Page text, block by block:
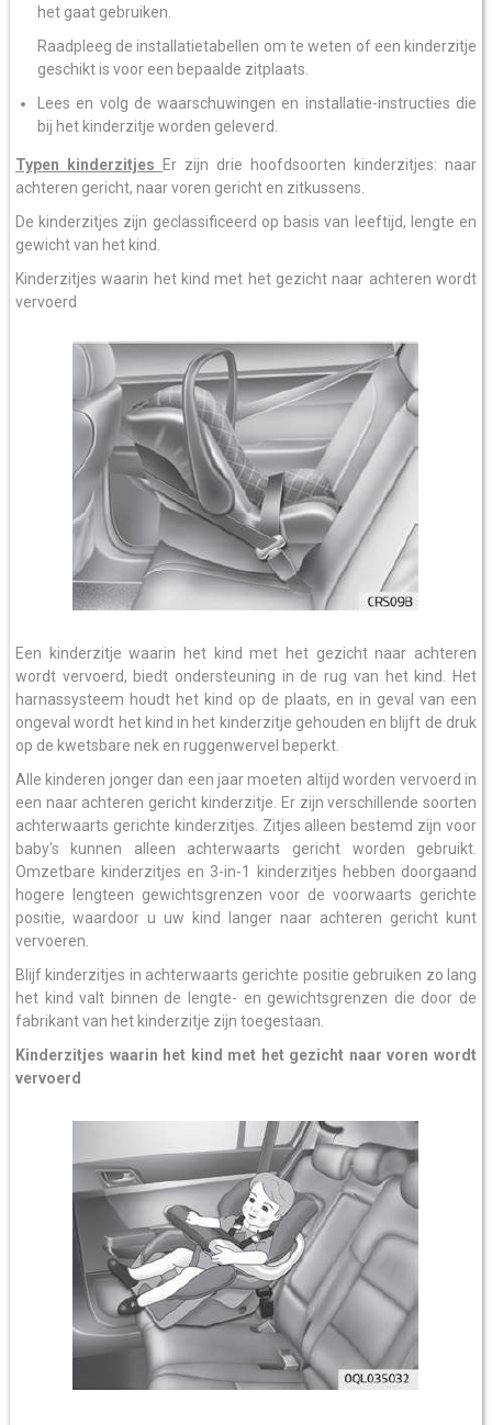
het gaat gebruiken.
Raadpleeg de installatietabellen om te weten of een kinderzitje
geschikt is voor een bepaalde zitplaats.
Lees en volg de waarschuwingen en installatie-instructies die
bij het kinderzitje worden geleverd.
Typen kinderzitjes
Er zijn drie hoofdsoorten kinderzitjes: naar
achteren gericht, naar voren gericht en zitkussens.
De kinderzitjes zijn geclassificeerd op basis van leeftijd, lengte en
gewicht van het kind.
Kinderzitjes waarin het kind met het gezicht naar achteren wordt
vervoerd
Een kinderzitje waarin het kind met het gezicht naar achteren
wordt vervoerd, biedt ondersteuning in de rug van het kind. Het
harnassysteem houdt het kind op de plaats, en in geval van een
ongeval wordt het kind in het kinderzitje gehouden en blijft de druk
op de kwetsbare nek en ruggenwervel beperkt.
Alle kinderen jonger dan een jaar moeten altijd worden vervoerd in
een naar achteren gericht kinderzitje. Er zijn verschillende soorten
achterwaarts gerichte kinderzitjes. Zitjes alleen bestemd zijn voor
baby's kunnen alleen achterwaarts gericht worden gebruikt.
Omzetbare kinderzitjes en 3-in-1 kinderzitjes hebben doorgaand
hogere lengteen gewichtsgrenzen voor de voorwaarts gerichte
positie, waardoor u uw kind langer naar achteren gericht kunt
vervoeren.
Blijf kinderzitjes in achterwaarts gerichte positie gebruiken zo lang
het kind valt binnen de lengte- en gewichtsgrenzen die door de
fabrikant van het kinderzitje zijn toegestaan.
Kinderzitjes waarin het kind met het gezicht naar voren wordt
vervoerd